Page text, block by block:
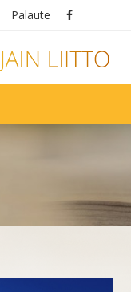
Palaute